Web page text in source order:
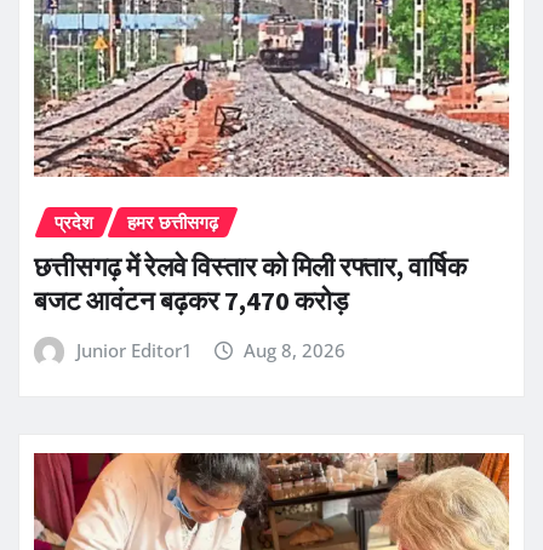
प्रदेश हमर छत्तीसगढ़
छत्तीसगढ़ में रेलवे विस्तार को मिली रफ्तार, वार्षिक
बजट आवंटन बढ़कर 7,470 करोड़
Junior Editor1 Aug 8, 2026